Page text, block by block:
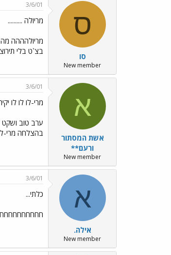
ס
סו
New member
3/6/01
מריולה ..........
מריולהההה
בצ`ט בלי
א
אשת המסתור
ורעם**
New member
3/6/01
מרי-לו לו לו
ערב טוב ושקט
בהצלחה מרי-
א
אילה.
New member
3/6/01
כלתי...
חחחחחחחחחח